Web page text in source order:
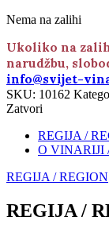
Nema na zalihi
Ukoliko na
narudžbu,
info@svijet-
SKU: 10162
Zatvori
REGIJA /
O VINARIJI
REGIJA / REGION
REGIJA /